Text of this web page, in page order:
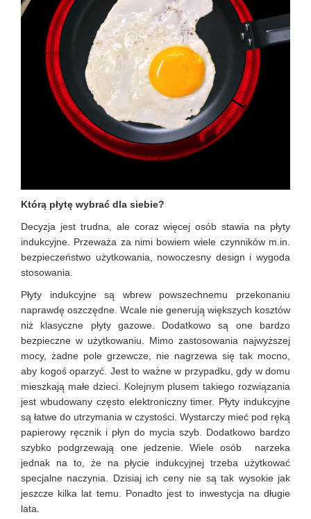
Którą płytę wybrać dla siebie?
Decyzja jest trudna, ale coraz więcej osób stawia na płyty
indukcyjne. Przeważa za nimi bowiem wiele czynników m.in.
bezpieczeństwo użytkowania, nowoczesny design i wygoda
stosowania.
Płyty indukcyjne są wbrew powszechnemu przekonaniu
naprawdę oszczędne. Wcale nie generują większych kosztów
niż klasyczne płyty gazowe. Dodatkowo są one bardzo
bezpieczne w użytkowaniu. Mimo zastosowania najwyższej
mocy, żadne pole grzewcze, nie nagrzewa się tak mocno,
aby kogoś oparzyć. Jest to ważne w przypadku, gdy w domu
mieszkają małe dzieci. Kolejnym plusem takiego rozwiązania
jest wbudowany często elektroniczny timer. Płyty indukcyjne
są łatwe do utrzymania w czystości. Wystarczy mieć pod ręką
papierowy ręcznik i płyn do mycia szyb. Dodatkowo bardzo
szybko podgrzewają one jedzenie. Wiele osób narzeka
jednak na to, że na płycie indukcyjnej trzeba użytkować
specjalne naczynia. Dzisiaj ich ceny nie są tak wysokie jak
jeszcze kilka lat temu. Ponadto jest to inwestycja na długie
lata.